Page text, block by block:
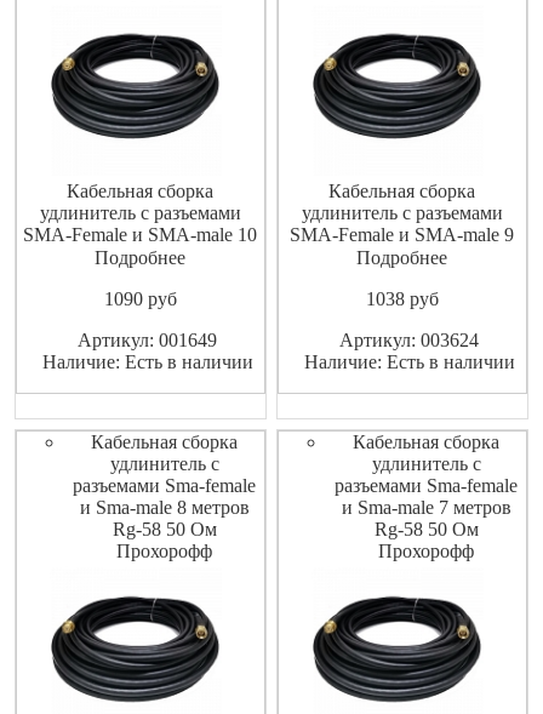
Кабельная сборка
удлинитель с разъемами
SMA-Female и SMA-male 10
метров RG-58 50 Ом
Подробнее
1090pуб
Артикул: 001649
Наличие: Есть в наличии
Кабельная сборка
удлинитель с разъемами
SMA-Female и SMA-male 9
метров RG-58 50 Ом
Подробнее
1038pуб
Артикул: 003624
Наличие: Есть в наличии
Кабельная сборка
удлинитель с
разъемами Sma-female
и Sma-male 8 метров
Rg-58 50 Ом
Прохорофф
Кабельная сборка
удлинитель с
разъемами Sma-female
и Sma-male 7 метров
Rg-58 50 Ом
Прохорофф